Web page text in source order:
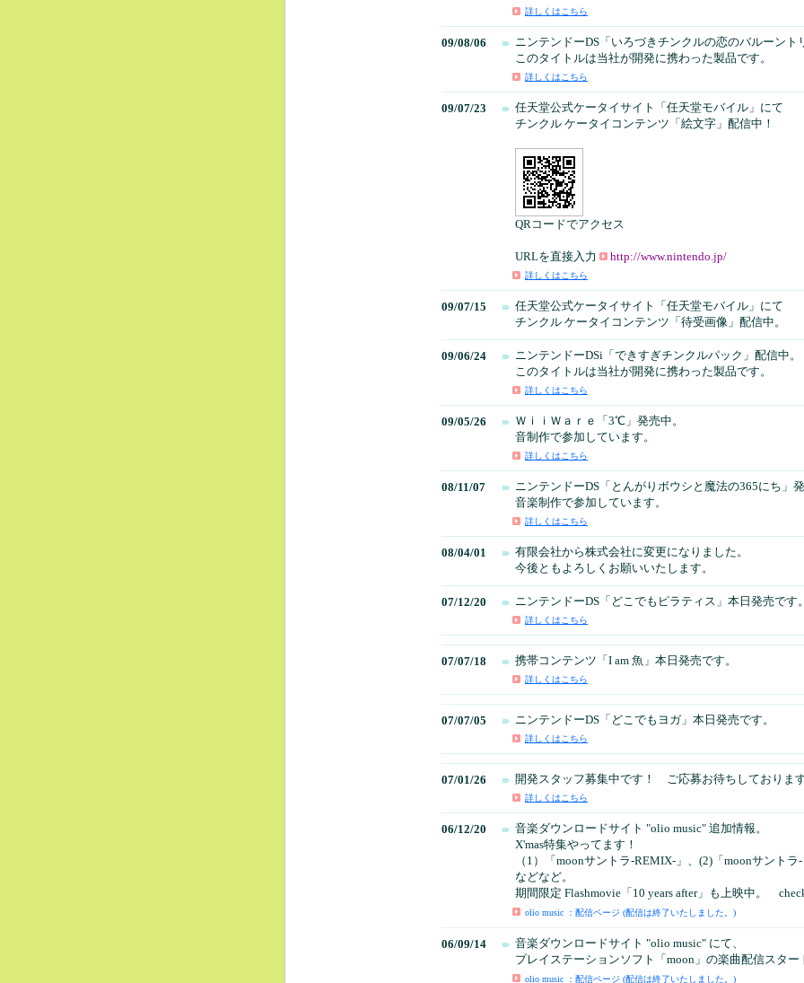
詳しくはこちら
09/08/06
ニンテンドーDS「いろづきチンクルの恋のバルーント
このタイトルは当社が開発に携わった製品です。
詳しくはこちら
09/07/23
任天堂公式ケータイサイト「任天堂モバイル」にて
チンクル ケータイコンテンツ「絵文字」配信中！
QRコードでアクセス
URLを直接入力 http://www.nintendo.jp/
詳しくはこちら
09/07/15
任天堂公式ケータイサイト「任天堂モバイル」にて
チンクル ケータイコンテンツ「待受画像」配信中。
09/06/24
ニンテンドーDSi「できすぎチンクルパック」配信中。
このタイトルは当社が開発に携わった製品です。
詳しくはこちら
09/05/26
ＷｉｉＷａｒｅ「3℃」発売中。
音制作で参加しています。
詳しくはこちら
08/11/07
ニンテンドーDS「とんがりボウシと魔法の365にち」
音楽制作で参加しています。
詳しくはこちら
08/04/01
有限会社から株式会社に変更になりました。
今後ともよろしくお願いいたします。
07/12/20 ニンテンドーDS「どこでもピラティス」本日発売です
詳しくはこちら
07/07/18 携帯コンテンツ「I am 魚」本日発売です。
詳しくはこちら
07/07/05 ニンテンドーDS「どこでもヨガ」本日発売です。
詳しくはこちら
07/01/26 開発スタッフ募集中です！ ご応募お待ちしておりま
詳しくはこちら
06/12/20
音楽ダウンロードサイト "olio music" 追加情報。
X'mas特集やってます！
（1）「moonサントラ-REMIX-」、(2)「moonサント
などなど。
期間限定 Flashmovie「10 years after」も上映中。
olio music ：配信ページ (配信は終了いたしました。)
06/09/14
音楽ダウンロードサイト "olio music" にて、
プレイステーションソフト「moon」の楽曲配信スター
olio music ：配信ページ (配信は終了いたしました。)